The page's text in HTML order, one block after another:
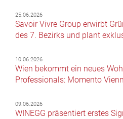
25.06.2026
Savoir Vivre Group erwirbt
des 7. Bezirks und plant
10.06.2026
Wien bekommt ein neues
Professionals: Momento
09.06.2026
WINEGG präsentiert erstes